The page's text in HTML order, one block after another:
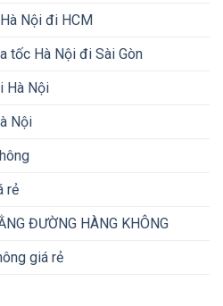
Nội đi HCM
tốc Hà Nội đi Sài Gòn
Hà Nội
Nội
rẻ
ĐƯỜNG HÀNG KHÔNG
giá rẻ